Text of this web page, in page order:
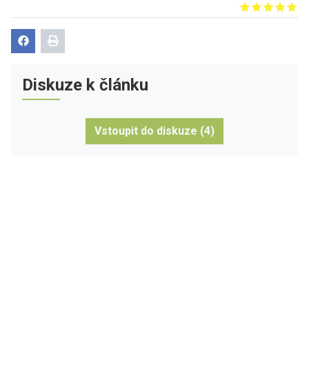
Give it 1/5
Give it 2/5
Give it 3/5
Give it 4/5
Give it 5/5
Diskuze k článku
Vstoupit do diskuze (4)